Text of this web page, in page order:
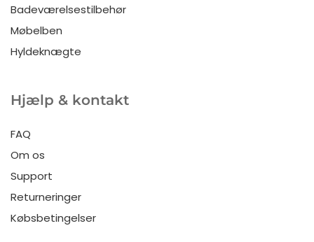
Badeværelsestilbehør
Møbelben
Hyldeknægte
Hjælp & kontakt
FAQ
Om os
Support
Returneringer
Købsbetingelser